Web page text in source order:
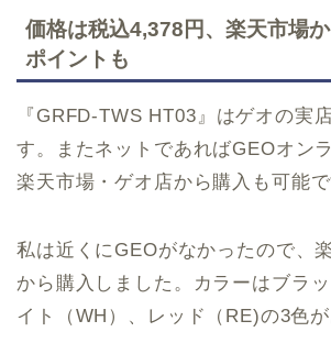
価格は税込4,378円、楽天市場
ポイントも
『GRFD-TWS HT03』はゲオの実
す。またネットであればGEOオン
楽天市場・ゲオ店から購入も可能で
私は近くにGEOがなかったので、
から購入しました。カラーはブラ
イト（WH）、レッド（RE)の3色が